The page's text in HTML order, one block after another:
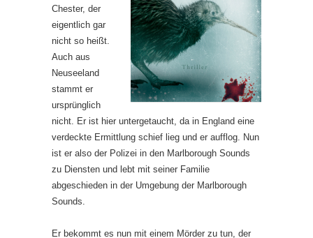
Chester, der
eigentlich gar
nicht so heißt.
Auch aus
Neuseeland
stammt er
ursprünglich
nicht. Er ist hier untergetaucht, da in England eine
verdeckte Ermittlung schief lieg und er aufflog. Nun
ist er also der Polizei in den Marlborough Sounds
zu Diensten und lebt mit seiner Familie
abgeschieden in der Umgebung der Marlborough
Sounds.
Er bekommt es nun mit einem Mörder zu tun, der